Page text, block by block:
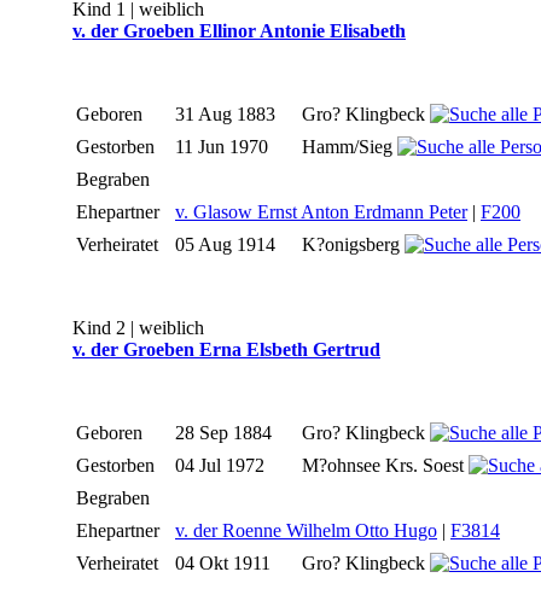
Kind 1 | weiblich
v. der Groeben Ellinor Antonie Elisabeth
Geboren 31 Aug 1883
Gro? Klingbeck
Gestorben
11 Jun 1970
Hamm/Sieg
Begraben
Ehepartner
v. Glasow Ernst Anton Erdmann Peter| F200
Verheiratet
05 Aug 1914 K?onigsberg
Kind 2 | weiblich
v. der Groeben Erna Elsbeth Gertrud
Geboren 28 Sep 1884
Gro? Klingbeck
Gestorben
04 Jul 1972
M?ohnsee Krs. Soest
Begraben
Ehepartner
v. der Roenne Wilhelm Otto Hugo | F3814
Verheiratet
04 Okt 1911 Gro? Klingbeck